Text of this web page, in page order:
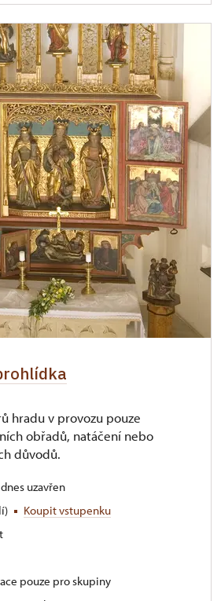
hradu v provozu pouze
obřadů, natáčení nebo
důvodů.
uzavřen
Koupit vstupenku
pouze pro skupiny